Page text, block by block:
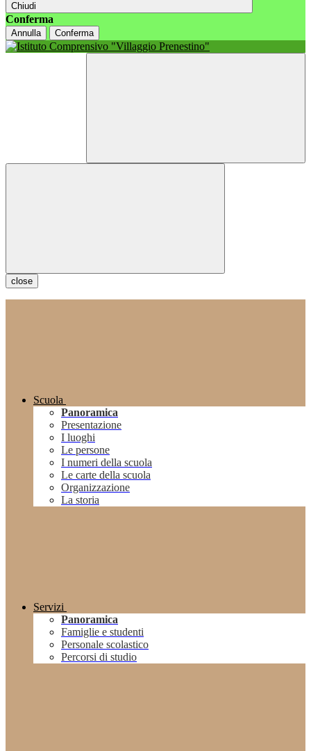
Chiudi
Conferma
Annulla Conferma
close
Scuola
Panoramica
Presentazione
I luoghi
Le persone
I numeri della scuola
Le carte della scuola
Organizzazione
La storia
Servizi
Panoramica
Famiglie e studenti
Personale scolastico
Percorsi di studio